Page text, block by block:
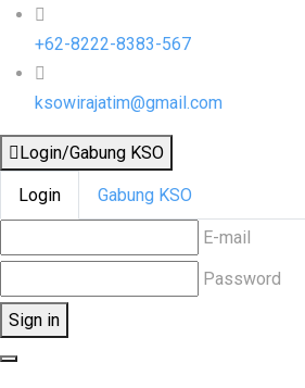
+62-8222-8383-567
ksowirajatim@gmail.com
Login/Gabung KSO
Login Gabung KSO
E-mail
Password
Sign in